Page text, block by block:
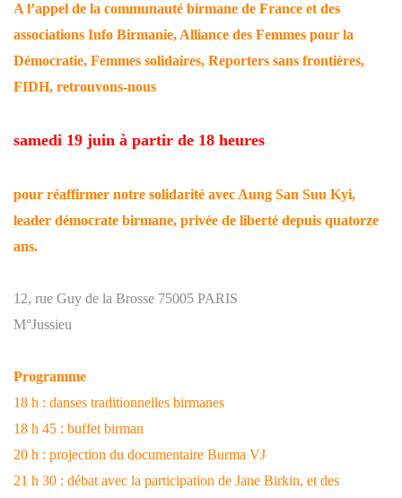
A l’appel de la communauté birmane de France et des
associations Info Birmanie, Alliance des Femmes pour la
Démocratie, Femmes solidaires, Reporters sans frontières,
FIDH, retrouvons-nous
samedi 19 juin à partir de 18 heures
pour réaffirmer notre solidarité avec Aung San Suu Kyi,
leader démocrate birmane, privée de liberté depuis quatorze
ans.
12, rue Guy de la Brosse 75005 PARIS
M°Jussieu
Programme
18 h : danses traditionnelles birmanes
18 h 45 : buffet birman
20 h : projection du documentaire Burma VJ
21 h 30 : débat avec la participation de Jane Birkin, et des